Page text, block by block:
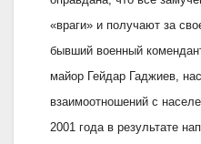
«враги» и получают за
бывший военный
майор Гейдар Гаджиев,
взаимоотношений с
2001 года в результате